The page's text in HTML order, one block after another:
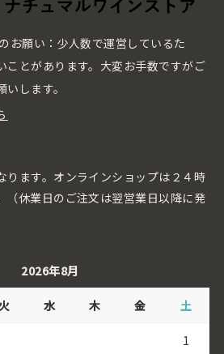
お願い：少人数で運営しているた
ことがあります。大変お手数ですがご
します。
ります。オンラインショップは２４時
（休業日のご注文は翌営業日以降に発
2026年8月
水 木 金 土
1